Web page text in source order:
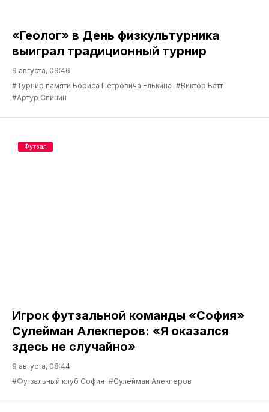
«Геолог» в День физкультурника
выиграл традиционный турнир
9 августа, 09:46
#Турнир памяти Бориса Петровича Елькина #Виктор Батт
#Артур Спицин
Игрок футзальной команды «София»
Сулейман Алекперов: «Я оказался
здесь не случайно»
9 августа, 08:44
#Футзальный клуб София #Сулейман Алекперов
Футзал